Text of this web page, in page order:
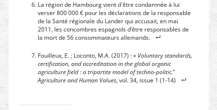
La région de Hambourg vient d´être condamnée à lui
verser 800 000 € pour les déclarations de la responsable
de la Santé régionale du Lander qui accusait, en mai
2011, les concombres espagnols d’être responsables de
la mort de 56 consommateurs allemands.
Fouilleux, E. ; Loconto, M.A. (2017) : « Voluntary standards,
certification, and accreditation in the global organic
agriculture field : a tripartite model of techno-politic.”
Agriculture and Human Values, vol. 34, issue 1 (1-14)